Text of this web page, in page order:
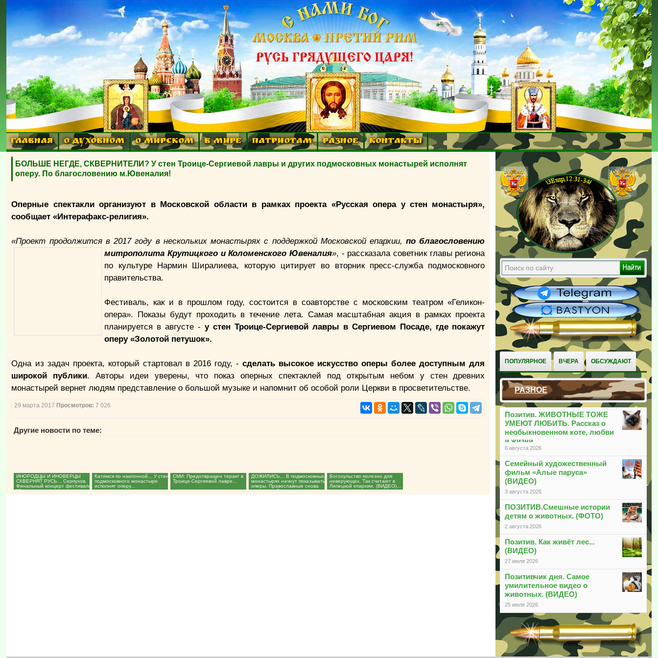
ГЛАВНАЯ О ДУХОВНОМ О МИРСКОМ В МИРЕ ПАТРИОТАМ РАЗНОЕ КОНТАКТЫ
ПОПУЛЯРНОЕ ВЧЕРА ОБСУЖДАЮТ
РАЗНОЕ
Позитив. ЖИВОТНЫЕ ТОЖЕ
УМЕЮТ ЛЮБИТЬ. Рассказ о
необыкновенном коте, любви
и жизни
6 августа 2026
Семейный художественный
фильм «Алые паруса»
(ВИДЕО)
3 августа 2026
ПОЗИТИВ.Смешные истории
детям о животных. (ФОТО)
2 августа 2026
Позитив. Как живёт лес...
(ВИДЕО)
27 июля 2026
Позитивчик дня. Самое
умилительное видео о
животных. (ВИДЕО)
25 июля 2026
БОЛЬШЕ НЕГДЕ, СКВЕРНИТЕЛИ? У стен Троице-Сергиевой лавры и других подмосковных монастырей исполнят
оперу. По благословению м.Ювеналия!
Оперные спектакли организуют в Московской области в рамках проекта «Русская опера у стен монастыря»,
сообщает «Интерафакс-религия».
«Проект продолжится в 2017 году в нескольких монастырях с поддержкой Московской епархии,по благословению
митрополита Крутицкого и Коломенского Ювеналия», - рассказала советник главы региона
по культуре Нармин Ширалиева, которую цитирует во вторник пресс-служба подмосковного
правительства.
Фестиваль, как и в прошлом году, состоится в соавторстве с московским театром «Геликон-
опера». Показы будут проходить в течение лета. Самая масштабная акция в рамках проекта
планируется в августе -у стен Троице-Сергиевой лавры в Сергиевом Посаде, где покажут
оперу «Золотой петушок».
Одна из задач проекта, который стартовал в 2016 году, -сделать высокое искусство оперы более доступным для
широкой публики. Авторы идеи уверены, что показ оперных спектаклей под открытым небом у стен древних
монастырей вернет людям представление о большой музыке и напомнит об особой роли Церкви в просветительстве.
29 марта 2017 Просмотров: 7 026
Другие новости по теме:
ИНОРОДЦЫ И ИНОВЕРЦЫ
СКВЕРНЯТ РУСЬ... Серпухов.
Финальный концерт фестиваля
"Русская опера у стен...
Катимся по наклонной... У стен
подмосковного монастыря
исполнят оперу...
СМИ: Предотвращен теракт в
Троице-Сергиевой лавре...
ДОЖИЛИСЬ... В подмосковных
монастырях начнут показывать
оперы. Православные снова
промолчат?...
Богохульство полезно для
неверующих. Так считают в
Липецкой епархии. (ВИДЕО)...